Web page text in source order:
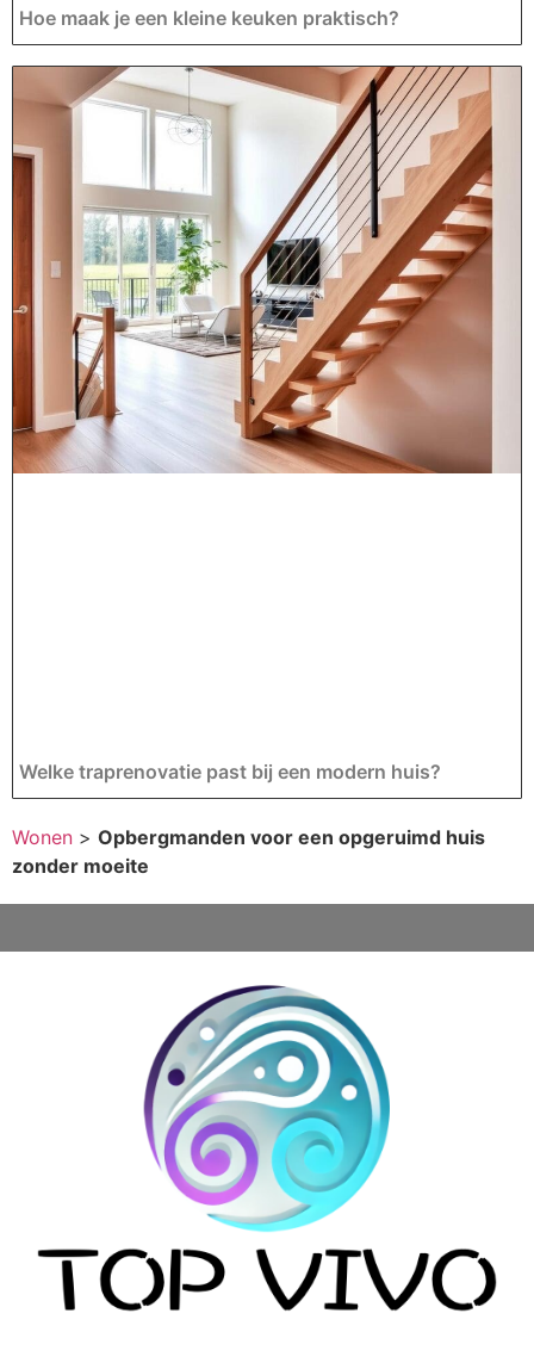
Hoe maak je een kleine keuken praktisch?
Welke traprenovatie past bij een modern huis?
Wonen > Opbergmanden voor een opgeruimd huis
zonder moeite